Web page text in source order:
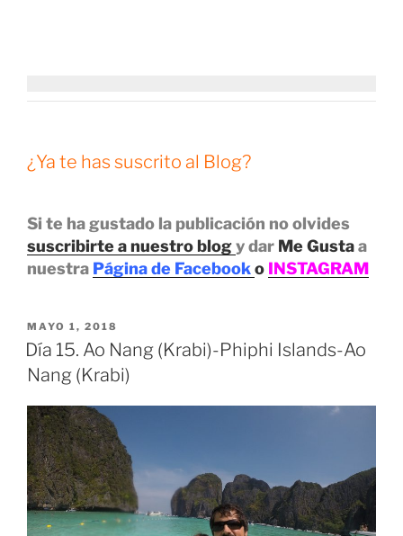
¿Ya te has suscrito al Blog?
Si te ha gustado la publicación no olvides
suscribirte a nuestro blogy dar Me Gustaa
nuestra Página de Facebooko INSTAGRAM
PUBLICADO
EL
MAYO 1, 2018
Día 15. Ao Nang (Krabi)-Phiphi Islands-Ao
Nang (Krabi)